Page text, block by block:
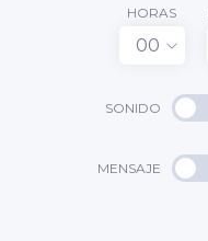
HORAS
00
SONIDO
MENSAJE